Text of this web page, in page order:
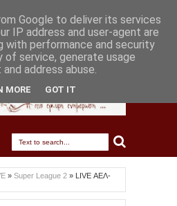
» Super League 2 » LIVE ΑΕΛ-
Google to deliver its services
IP address and user-agent are
with performance and security
service, generate usage
address abuse.
MORE GOT IT